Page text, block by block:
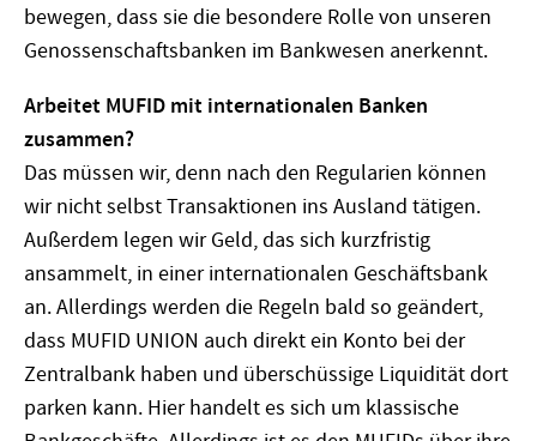
bewegen, dass sie die besondere Rolle von unseren
Genossenschaftsbanken im Bankwesen anerkennt.
Arbeitet MUFID mit internationalen Banken
zusammen?
Das müssen wir, denn nach den Regularien können
wir nicht selbst Transaktionen ins Ausland tätigen.
Außerdem legen wir Geld, das sich kurzfristig
ansammelt, in einer internationalen Geschäftsbank
an. Allerdings werden die Regeln bald so geändert,
dass MUFID UNION auch direkt ein Konto bei der
Zentralbank haben und überschüssige Liquidität dort
parken kann. Hier handelt es sich um klassische